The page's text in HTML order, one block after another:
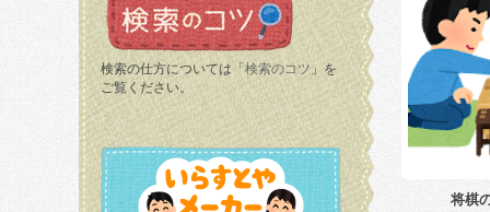
検索の仕方については「 検索のコツ 」を
ご覧ください。
将棋